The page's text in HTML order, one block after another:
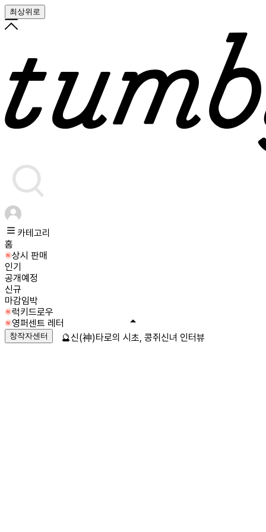
최상위로
카테고리
홈
상시 판매
인기
공개예정
신규
마감임박
럭키드로우
영퍼센트 레터
창작자센터 🔮신(神)타로의 시초, 콩쥐신녀 인터뷰